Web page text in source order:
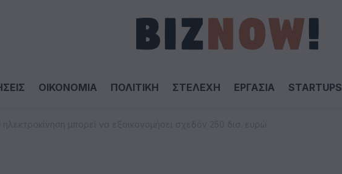
ΟΙΚΟΝΟΜΙΑ ΠΟΛΙΤΙΚΗ ΣΤΕΛΕΧΗ ΕΡΓΑΣΙΑ STARTUPS